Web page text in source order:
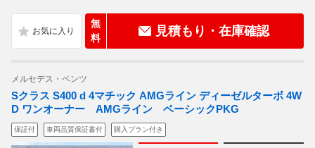
無
料
見積もり・在庫確認
メルセデス・ベンツ
Sクラス S400 d 4マチック AMGライン ディーゼルターボ 4W
D ワンオーナー AMGライン ベーシックPKG
保証付 車両品質保証書付 購入プラン付き